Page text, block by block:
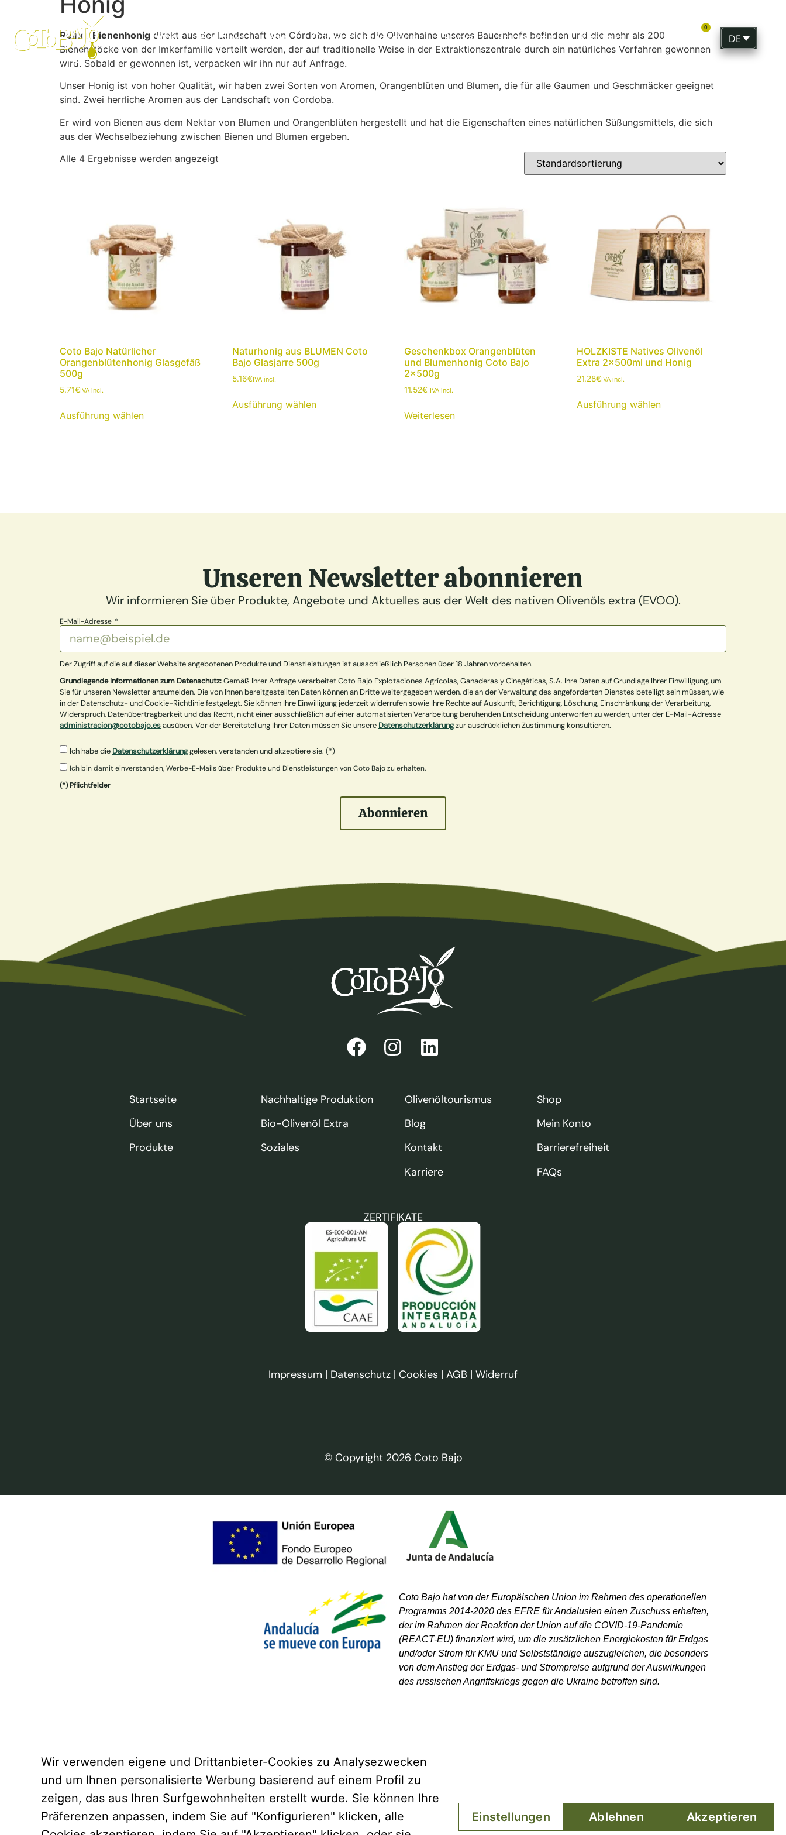
Wir Produkt Bio Olivenöltourismus Shop Schenken Kontakt
0
DEUTSCH
Reiner Bienenhonig direkt aus der Landschaft von Córdoba, wo sich die Olivenhaine unseres Bauernhofs befinden und die mehr als 200
Bienenstöcke von der Imkerfamilie verteilt werden, der auf traditionelle Weise in der Extraktionszentrale durch ein natürliches Verfahren gewonnen
wird. Sobald er gewonnen ist, verpacken wir ihn nur auf Anfrage.
Unser Honig ist von hoher Qualität, wir haben zwei Sorten von Aromen, Orangenblüten und Blumen, die für alle Gaumen und Geschmäcker geeignet
sind. Zwei herrliche Aromen aus der Landschaft von Cordoba.
Er wird von Bienen aus dem Nektar von Blumen und Orangenblüten hergestellt und hat die Eigenschaften eines natürlichen Süßungsmittels, die sich
aus der Wechselbeziehung zwischen Bienen und Blumen ergeben.
Alle 4 Ergebnisse werden angezeigt
Coto Bajo Natürlicher
Orangenblütenhonig Glasgefäß
500g
5.71€IVA incl.
Ausführung wählen
Naturhonig aus BLUMEN Coto
Bajo Glasjarre 500g
5.16€IVA incl.
Ausführung wählen
Geschenkbox Orangenblüten
und Blumenhonig Coto Bajo
2x500g
11.52€ IVA incl.
Weiterlesen
HOLZKISTE Natives Olivenöl
Extra 2x500ml und Honig
21.28€IVA incl.
Ausführung wählen
Unseren Newsletter abonnieren
Wir informieren Sie über Produkte, Angebote und Aktuelles aus der Welt des nativen Olivenöls extra (EVOO).
E-Mail-Adresse
Der Zugriff auf die auf dieser Website angebotenen Produkte und Dienstleistungen ist ausschließlich Personen über 18 Jahren vorbehalten.
Grundlegende Informationen zum Datenschutz:Gemäß Ihrer Anfrage verarbeitet Coto Bajo Explotaciones Agrícolas, Ganaderas y Cinegéticas, S.A. Ihre Daten auf Grundlage Ihrer Einwilligung, um
Sie für unseren Newsletter anzumelden. Die von Ihnen bereitgestellten Daten können an Dritte weitergegeben werden, die an der Verwaltung des angeforderten Dienstes beteiligt sein müssen, wie
in der Datenschutz- und Cookie-Richtlinie festgelegt. Sie können Ihre Einwilligung jederzeit widerrufen sowie Ihre Rechte auf Auskunft, Berichtigung, Löschung, Einschränkung der Verarbeitung,
Widerspruch, Datenübertragbarkeit und das Recht, nicht einer ausschließlich auf einer automatisierten Verarbeitung beruhenden Entscheidung unterworfen zu werden, unter der E-Mail-Adresse
administracion@cotobajo.esausüben. Vor der Bereitstellung Ihrer Daten müssen Sie unsere Datenschutzerklärungzur ausdrücklichen Zustimmung konsultieren.
Ich habe die Datenschutzerklärunggelesen, verstanden und akzeptiere sie. (*)
Ich bin damit einverstanden, Werbe-E-Mails über Produkte und Dienstleistungen von Coto Bajo zu erhalten.
(*) Pflichtfelder
Abonnieren
Startseite
Über uns
Produkte
Nachhaltige Produktion
Bio-Olivenöl Extra
Soziales
Olivenöltourismus
Blog
Kontakt
Karriere
Shop
Mein Konto
Barrierefreiheit
FAQs
ZERTIFIKATE
Impressum | Datenschutz | Cookies | AGB | Widerruf
© Copyright 2026 Coto Bajo
Coto Bajo hat von der Europäischen Union im Rahmen des operationellen
Programms 2014-2020 des EFRE für Andalusien einen Zuschuss erhalten,
der im Rahmen der Reaktion der Union auf die COVID-19-Pandemie
(REACT-EU) finanziert wird, um die zusätzlichen Energiekosten für Erdgas
und/oder Strom für KMU und Selbstständige auszugleichen, die besonders
von dem Anstieg der Erdgas- und Strompreise aufgrund der Auswirkungen
des russischen Angriffskriegs gegen die Ukraine betroffen sind.
Wir verwenden eigene und Drittanbieter-Cookies zu Analysezwecken
und um Ihnen personalisierte Werbung basierend auf einem Profil zu
zeigen, das aus Ihren Surfgewohnheiten erstellt wurde. Sie können Ihre
Präferenzen anpassen, indem Sie auf "Konfigurieren" klicken, alle
Einstellungen Ablehnen Akzeptieren